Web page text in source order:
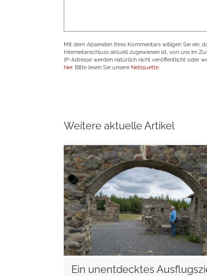
Mit dem Absenden Ihres Kommentars willigen Sie ein,
Internetanschluss aktuell zugewiesen ist, von uns im
IP-Adresse werden natürlich nicht veröffentlicht oder
hier. Bitte lesen Sie unsere Netiquette.
Weitere aktuelle Artikel
Ein unentdecktes
weiterlesen